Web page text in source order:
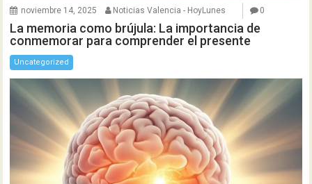
noviembre 14, 2025 Noticias Valencia - HoyLunes 0
La memoria como brújula: La importancia de
conmemorar para comprender el presente
Uncategorized